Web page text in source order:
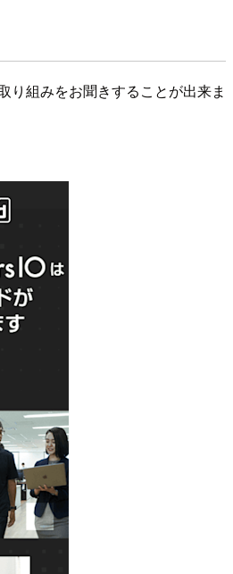
り組みをお聞きすることが出来ま